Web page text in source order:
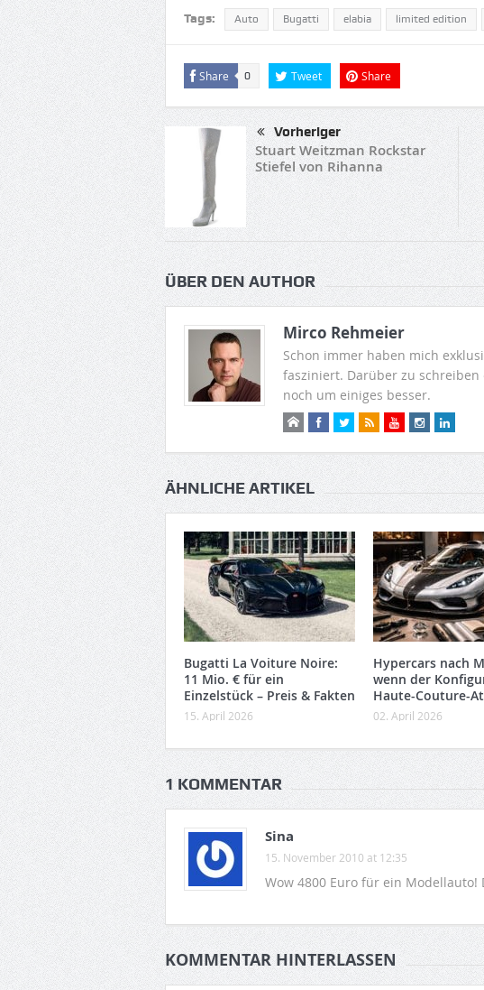
Tags: Auto Bugatti elabia limited edition
Share 0 Tweet Share
Vorheriger
Stuart Weitzman Rockstar
Stiefel von Rihanna
ÜBER DEN AUTHOR
Mirco Rehmeier
Schon immer haben mich
fasziniert. Darüber zu
noch um einiges besser.
ÄHNLICHE ARTIKEL
Bugatti La Voiture Noire:
11 Mio. € für ein
Einzelstück – Preis & Fakten
15. April 2026
Hypercars nach
wenn der
Haute-Couture-
02. April 2026
1 KOMMENTAR
Sina
15. November 2010 at 12:35
Wow 4800 Euro für ein
KOMMENTAR HINTERLASSEN